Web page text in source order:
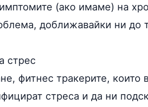
(ако имаме) на
доближавайки ни до
стрес
фитнес тракерите, които
стреса и да ни